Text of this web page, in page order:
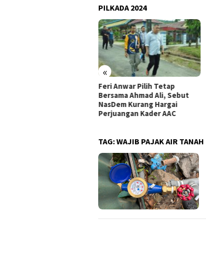
PILKADA 2024
«
Feri Anwar Pilih Tetap
Bersama Ahmad Ali, Sebut
NasDem Kurang Hargai
Perjuangan Kader AAC
TAG:WAJIB PAJAK AIR TANAH